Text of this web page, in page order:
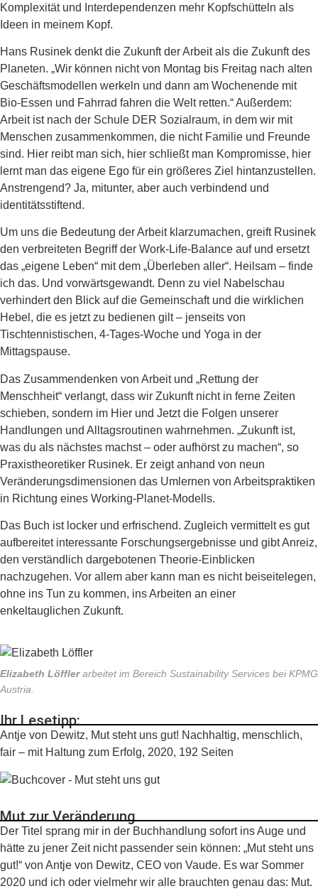
Komplexität und Interdependenzen mehr Kopfschütteln als
Ideen in meinem Kopf.
Hans Rusinek denkt die Zukunft der Arbeit als die Zukunft des
Planeten. „Wir können nicht von Montag bis Freitag nach alten
Geschäftsmodellen werkeln und dann am Wochenende mit
Bio-Essen und Fahrrad fahren die Welt retten.“ Außerdem:
Arbeit ist nach der Schule DER Sozialraum, in dem wir mit
Menschen zusammenkommen, die nicht Familie und Freunde
sind. Hier reibt man sich, hier schließt man Kompromisse, hier
lernt man das eigene Ego für ein größeres Ziel hintanzustellen.
Anstrengend? Ja, mitunter, aber auch verbindend und
identitätsstiftend.
Um uns die Bedeutung der Arbeit klarzumachen, greift Rusinek
den verbreiteten Begriff der Work-Life-Balance auf und ersetzt
das „eigene Leben“ mit dem „Überleben aller“. Heilsam – finde
ich das. Und vorwärtsgewandt. Denn zu viel Nabelschau
verhindert den Blick auf die Gemeinschaft und die wirklichen
Hebel, die es jetzt zu bedienen gilt – jenseits von
Tischtennistischen, 4-Tages-Woche und Yoga in der
Mittagspause.
Das Zusammendenken von Arbeit und „Rettung der
Menschheit“ verlangt, dass wir Zukunft nicht in ferne Zeiten
schieben, sondern im Hier und Jetzt die Folgen unserer
Handlungen und Alltagsroutinen wahrnehmen. „Zukunft ist,
was du als nächstes machst – oder aufhörst zu machen“, so
Praxistheoretiker Rusinek. Er zeigt anhand von neun
Veränderungsdimensionen das Umlernen von Arbeitspraktiken
in Richtung eines Working-Planet-Modells.
Das Buch ist locker und erfrischend. Zugleich vermittelt es gut
aufbereitet interessante Forschungsergebnisse und gibt Anreiz,
den verständlich dargebotenen Theorie-Einblicken
nachzugehen. Vor allem aber kann man es nicht beiseitelegen,
ohne ins Tun zu kommen, ins Arbeiten an einer
enkeltauglichen Zukunft.
Elizabeth Löfflerarbeitet im Bereich Sustainability Services bei KPMG
Austria.
Ihr Lesetipp:
Antje von Dewitz, Mut steht uns gut! Nachhaltig, menschlich,
fair – mit Haltung zum Erfolg, 2020, 192 Seiten
Mut zur Veränderung
Der Titel sprang mir in der Buchhandlung sofort ins Auge und
hätte zu jener Zeit nicht passender sein können: „Mut steht uns
gut!“ von Antje von Dewitz, CEO von Vaude. Es war Sommer
2020 und ich oder vielmehr wir alle brauchten genau das: Mut.